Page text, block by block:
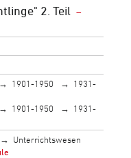
2. Teil
1901-1950
1931-
1901-1950
1931-
Unterrichtswesen